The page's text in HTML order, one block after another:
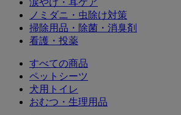
ノミダニ・虫除け対策
掃除用品・除菌・消臭剤
看護・投薬
すべての商品
ペットシーツ
犬用トイレ
おむつ・生理用品